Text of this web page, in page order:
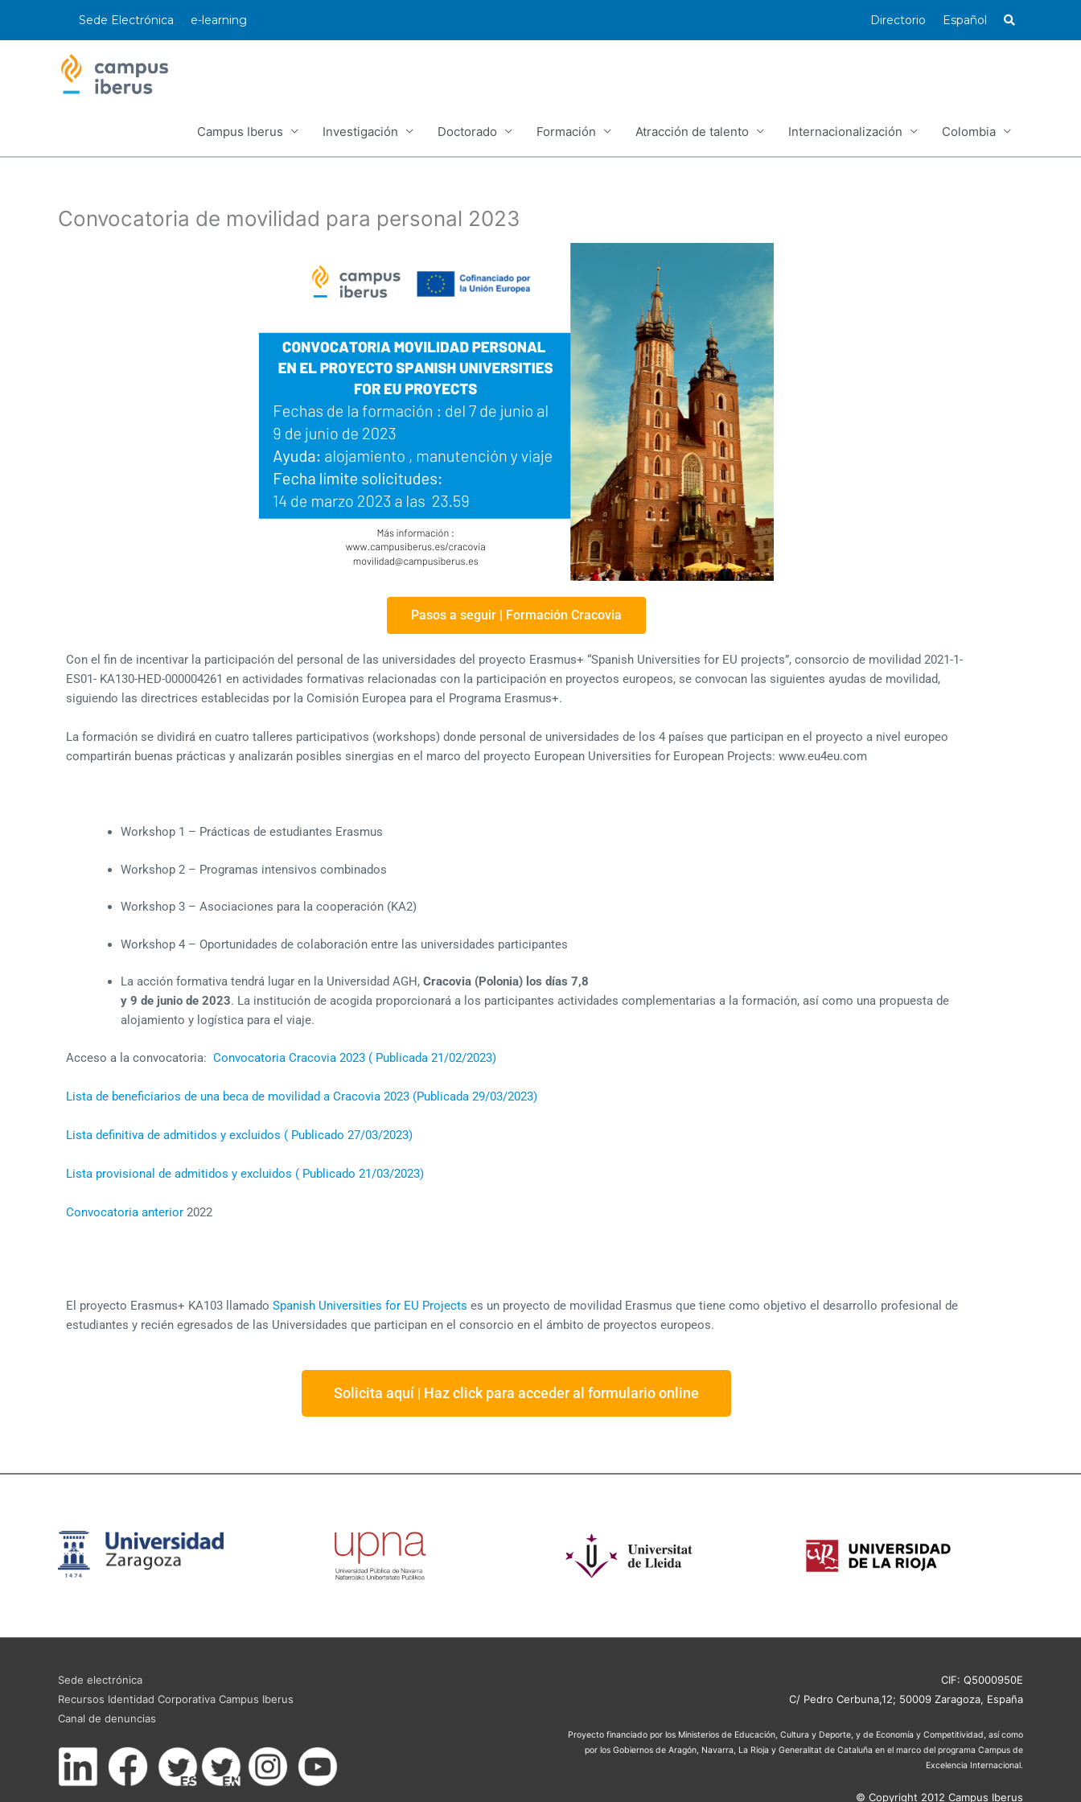
Sede Electrónica e-learning Directorio Español
Campus Iberus Investigación Doctorado Formación Atracción de talento Internacionalización Colombia
Convocatoria de movilidad para personal 2023
Pasos a seguir | Formación Cracovia
Con el fin de incentivar la participación del personal de las universidades del proyecto Erasmus+ “Spanish Universities for EU projects”, consorcio de movilidad 2021-1-
ES01- KA130-HED-000004261 en actividades formativas relacionadas con la participación en proyectos europeos, se convocan las siguientes ayudas de movilidad,
siguiendo las directrices establecidas por la Comisión Europea para el Programa Erasmus+.
La formación se dividirá en cuatro talleres participativos (workshops) donde personal de universidades de los 4 países que participan en el proyecto a nivel europeo
compartirán buenas prácticas y analizarán posibles sinergias en el marco del proyecto European Universities for European Projects: www.eu4eu.com
Workshop 1 – Prácticas de estudiantes Erasmus
Workshop 2 – Programas intensivos combinados
Workshop 3 – Asociaciones para la cooperación (KA2)
Workshop 4 – Oportunidades de colaboración entre las universidades participantes
La acción formativa tendrá lugar en la Universidad AGH, Cracovia (Polonia) los días 7,8
y 9 de junio de 2023. La institución de acogida proporcionará a los participantes actividades complementarias a la formación, así como una propuesta de
alojamiento y logística para el viaje.
Acceso a la convocatoria: Convocatoria Cracovia 2023 ( Publicada 21/02/2023)
Lista de beneficiarios de una beca de movilidad a Cracovia 2023 (Publicada 29/03/2023)
Lista definitiva de admitidos y excluidos ( Publicado 27/03/2023)
Lista provisional de admitidos y excluidos ( Publicado 21/03/2023)
Convocatoria anterior 2022
El proyecto Erasmus+ KA103 llamado Spanish Universities for EU Projects es un proyecto de movilidad Erasmus que tiene como objetivo el desarrollo profesional de
estudiantes y recién egresados de las Universidades que participan en el consorcio en el ámbito de proyectos europeos.
Solicita aquí | Haz click para acceder al formulario online
Sede electrónica
Recursos Identidad Corporativa Campus Iberus
Canal de denuncias
CIF: Q5000950E
C/ Pedro Cerbuna,12; 50009 Zaragoza, España
Proyecto financiado por los Ministerios de Educación, Cultura y Deporte, y de Economía y Competitividad, así como
por los Gobiernos de Aragón, Navarra, La Rioja y Generalitat de Cataluña en el marco del programa Campus de
Excelencia Internacional.
© Copyright 2012 Campus Iberus